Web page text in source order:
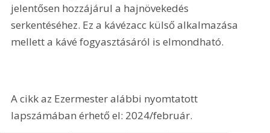
jelentősen hozzájárul a hajnövekedés
serkentéséhez. Ez a kávézacc külső alkalmazása
mellett a kávé fogyasztásáról is elmondható.
A cikk az Ezermester alábbi nyomtatott
lapszámában érhető el: 2024/február.